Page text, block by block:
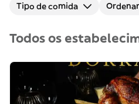
Tipo de comida
Todos os